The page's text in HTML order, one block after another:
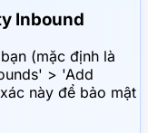
Inbound
(mặc định là
> 'Add
này để bảo mật